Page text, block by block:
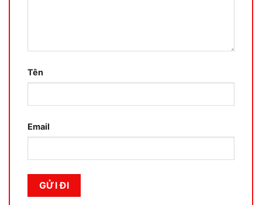
Tên
Email